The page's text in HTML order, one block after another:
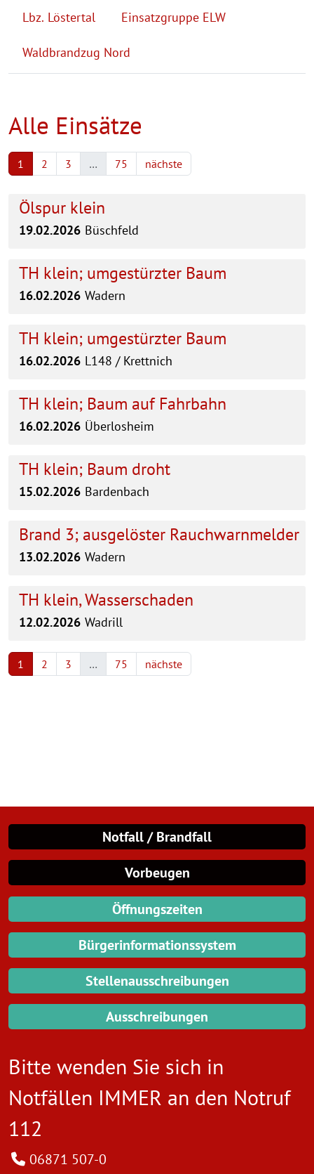
Lbz. Löstertal Einsatzgruppe ELW
Waldbrandzug Nord
Alle Einsätze
1 2 3 … 75 nächste
Ölspur klein
19.02.2026 Büschfeld
TH klein; umgestürzter Baum
16.02.2026 Wadern
TH klein; umgestürzter Baum
16.02.2026 L148 / Krettnich
TH klein; Baum auf Fahrbahn
16.02.2026 Überlosheim
TH klein; Baum droht
15.02.2026 Bardenbach
Brand 3; ausgelöster Rauchwarnmelder
13.02.2026 Wadern
TH klein, Wasserschaden
12.02.2026 Wadrill
1 2 3 … 75 nächste
Notfall / Brandfall
Vorbeugen
Öffnungszeiten
Bürgerinformationssystem
Stellenausschreibungen
Ausschreibungen
Bitte wenden Sie sich in
Notfällen IMMER an den Notruf
112
06871 507-0